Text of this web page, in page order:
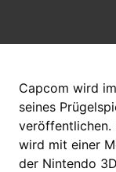
Capcom wird
seines
veröffentlichen.
wird mit einer
der Nintendo